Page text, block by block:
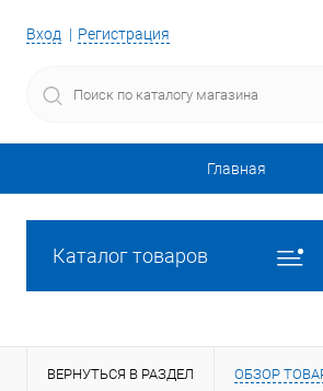
Вход Регистрация
Главная
Каталог товаров
ВЕРНУТЬСЯ В РАЗДЕЛ ОБЗОР